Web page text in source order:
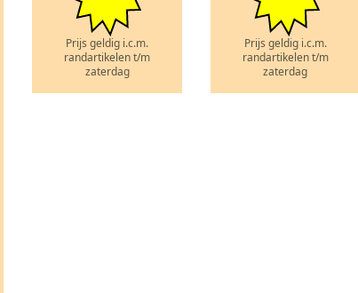
Prijs geldig i.c.m.
randartikelen t/m
zaterdag
Prijs geldig i.c.m.
randartikelen t/m
zaterdag